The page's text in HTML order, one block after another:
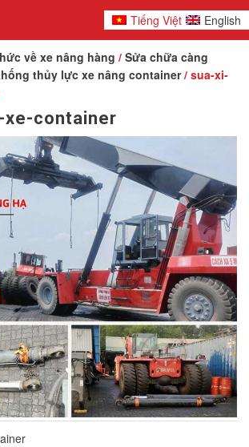
Tiếng Việt English
về xe nâng hàng / Sửa chữa càng
thủy lực xe nâng container/ sua-xi-
xe-container